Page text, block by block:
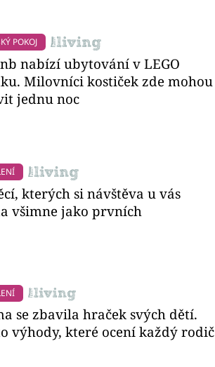
POKOJ
nabízí ubytování v LEGO
Milovníci kostiček zde mohou
jednu noc
kterých si návštěva u vás
všimne jako prvních
se zbavila hraček svých dětí.
výhody, které ocení každý rodič